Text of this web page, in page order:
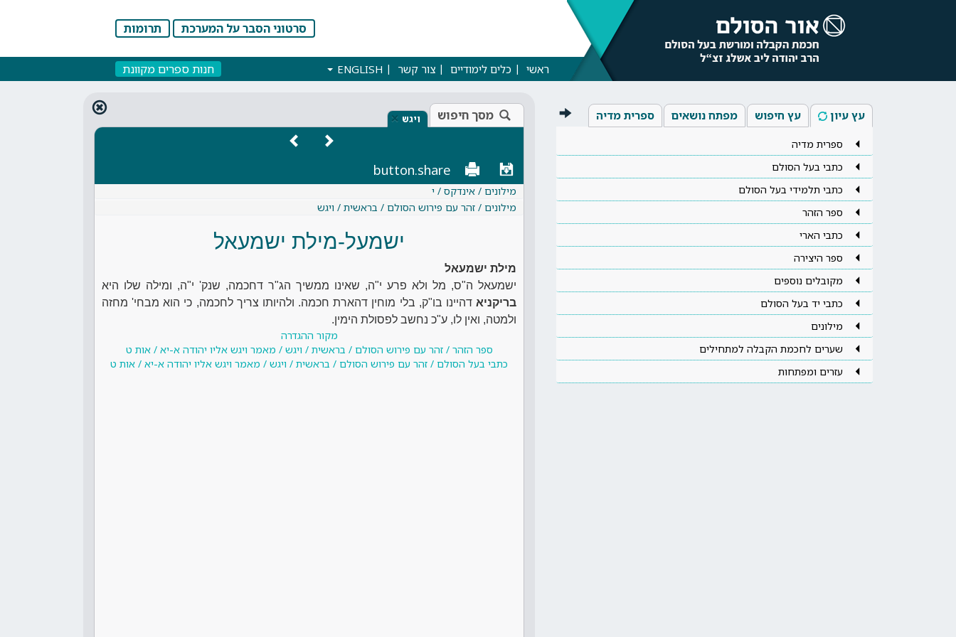
סרטוני הסבר על המערכת תרומות
ראשי כלים לימודיים צור קשר ENGLISH חנות ספרים מקוונת
עץ עיון עץ חיפוש מפתח נושאים ספרית מדיה
ספרית מדיה
כתבי בעל הסולם
כתבי תלמידי בעל הסולם
ספר הזהר
כתבי הארי
ספר היצירה
מקובלים נוספים
כתבי יד בעל הסולם
מילונים
שערים לחכמת הקבלה למתחילים
עזרים ומפתחות
מסך חיפוש ויגש ×
button.share
מילונים / אינדקס / י
מילונים / זהר עם פירוש הסולם / בראשית / ויגש
ישמעל-מילת ישמעאל
מילת ישמעאל
ישמעאל ה"ס, מל ולא פרע י"ה, שאינו ממשיך הג"ר דחכמה, שנק' י"ה, ומילה שלו היא
בריקניא דהיינו בו"ק, בלי מוחין דהארת חכמה. ולהיותו צריך לחכמה, כי הוא מבחי' מחזה
ולמטה, ואין לו, ע"כ נחשב לפסולת הימין.
מקור ההגדרה
ספר הזהר / זהר עם פירוש הסולם / בראשית / ויגש / מאמר ויגש אליו יהודה א-יא / אות ט
כתבי בעל הסולם / זהר עם פירוש הסולם / בראשית / ויגש / מאמר ויגש אליו יהודה א-יא / אות ט